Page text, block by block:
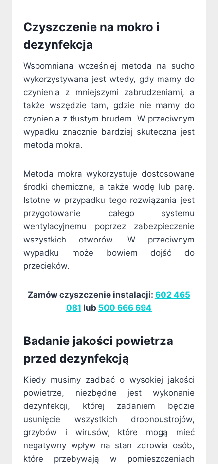
Czyszczenie na mokro i
dezynfekcja
Wspomniana wcześniej metoda na sucho
wykorzystywana jest wtedy, gdy mamy do
czynienia z mniejszymi zabrudzeniami, a
także wszędzie tam, gdzie nie mamy do
czynienia z tłustym brudem. W przeciwnym
wypadku znacznie bardziej skuteczna jest
metoda mokra.
Metoda mokra wykorzystuje dostosowane
środki chemiczne, a także wodę lub parę.
Istotne w przypadku tego rozwiązania jest
przygotowanie całego systemu
wentylacyjnemu poprzez zabezpieczenie
wszystkich otworów. W przeciwnym
wypadku może bowiem dojść do
przecieków.
Zamów czyszczenie instalacji: 602 465
081 lub 500 666 694
Badanie jakości powietrza
przed dezynfekcją
Kiedy musimy zadbać o wysokiej jakości
powietrze, niezbędne jest wykonanie
dezynfekcji, której zadaniem będzie
usunięcie wszystkich drobnoustrojów,
grzybów i wirusów, które mogą mieć
negatywny wpływ na stan zdrowia osób,
które przebywają w pomieszczeniach